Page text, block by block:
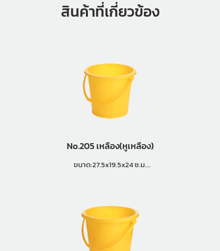
สินค้าที่เกี่ยวข้อง
No.205 เหลือง(หูเหลือง)
ขนาด:27.5x19.5x24 ซ.ม.